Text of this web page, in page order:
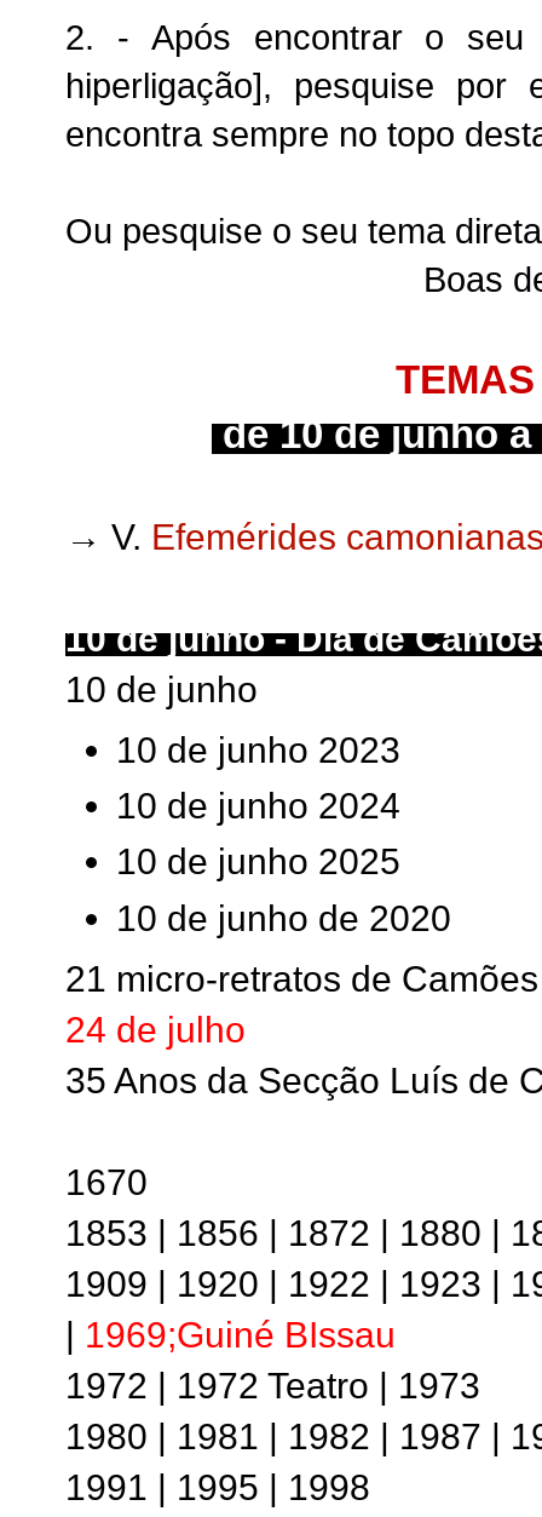
2. -Após encontrar o seu
hiperligação], pesquise por
encontra sempre no topo
Ou pesquise o seu tema
Boas
de 10 de junho a
→ V. Efemérides
10 de junho - Dia de
10 de junho
10 de junho 2023
10 de junho 2024
10 de junho 2025
10 de junho de 2020
21 micro-retratos de Camões
24 de julho
35 Anos da Secção Luís de
1670
1853 | 1856 | 1872 | 1880 |
1909 | 1920 | 1922 | 1923 |
1969;Guiné BIssau
1972 | 1972 Teatro | 1973
1980 | 1981 | 1982 | 1987 |
1991 | 1995 | 1998